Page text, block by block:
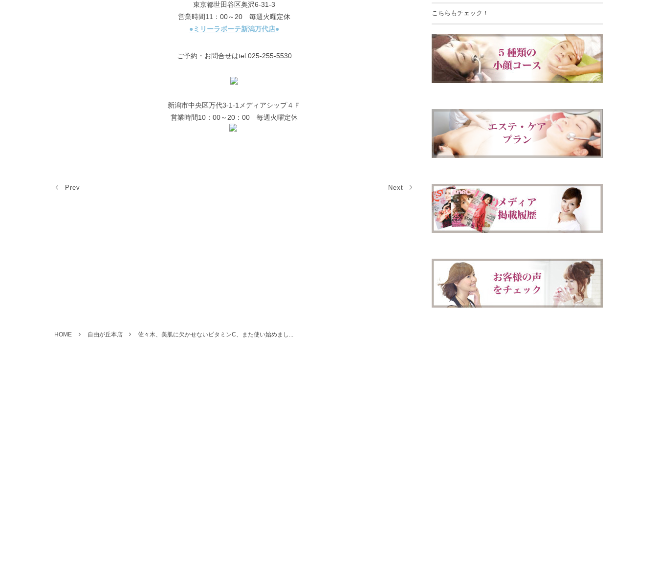
東京都世田谷区奥沢6-31-3
営業時間11：00～20 毎週火曜定休
●ミリーラボーテ新潟万代店●
ご予約・お問合せはtel.025-255-5530
新潟市中央区万代3-1-1メディアシップ４Ｆ
営業時間10：00～20：00 毎週火曜定休
Prev Next
こちらもチェック！
HOME 自由が丘本店 佐々木、美肌に欠かせないビタミンC、また使い始めまし...